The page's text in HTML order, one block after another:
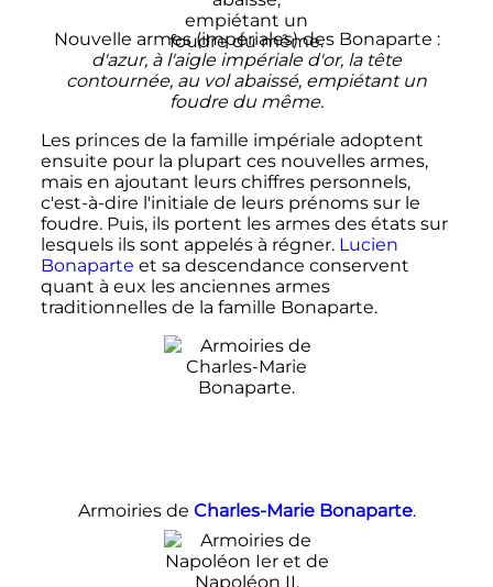
Nouvelle armes (impériales) des Bonaparte :
d'azur, à l'aigle impériale d'or, la tête
contournée, au vol abaissé, empiétant un
foudre du même.
Les princes de la famille impériale adoptent
ensuite pour la plupart ces nouvelles armes,
mais en ajoutant leurs chiffres personnels,
c'est-à-dire l'initiale de leurs prénoms sur le
foudre. Puis, ils portent les armes des états sur
lesquels ils sont appelés à régner. Lucien
Bonaparte et sa descendance conservent
quant à eux les anciennes armes
traditionnelles de la famille Bonaparte.
Armoiries de Charles-Marie Bonaparte.